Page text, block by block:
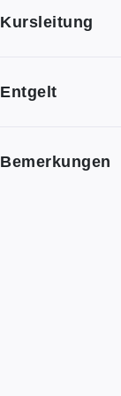
Kursleitung
Entgelt
Bemerkungen